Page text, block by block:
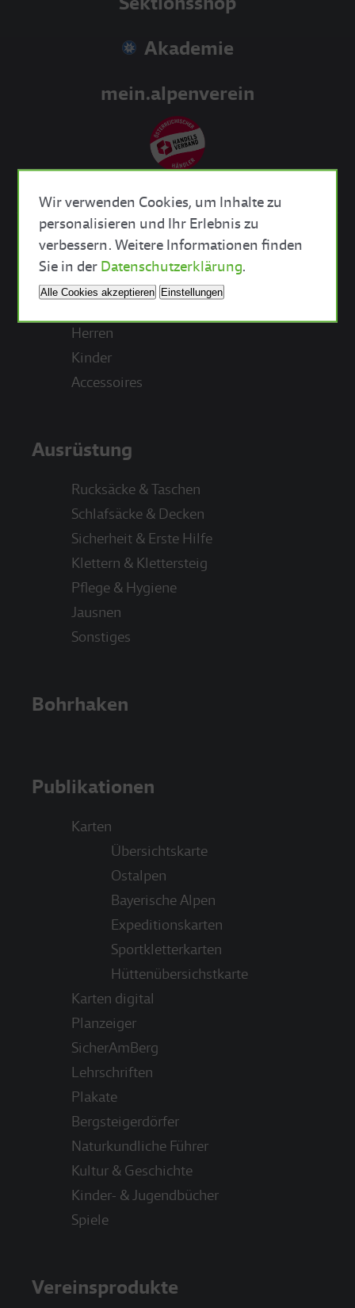
Akademie
mein.alpenverein
Bekleidung
Herren
Kinder
Accessoires
Ausrüstung
Rucksäcke & Taschen
Schlafsäcke & Decken
Sicherheit & Erste Hilfe
Klettern & Klettersteig
Pflege & Hygiene
Jausnen
Sonstiges
Bohrhaken
Publikationen
Karten
Übersichtskarte
Ostalpen
Bayerische Alpen
Expeditionskarten
Sportkletterkarten
Hüttenübersichstkarte
Karten digital
Planzeiger
SicherAmBerg
Lehrschriften
Plakate
Bergsteigerdörfer
Naturkundliche Führer
Kultur & Geschichte
Kinder- & Jugendbücher
Spiele
Vereinsprodukte
Close Cookie Bar
Wir verwenden Cookies, um Inhalte zu
personalisieren und Ihr Erlebnis zu
verbessern. Weitere Informationen finden
Sie in der Datenschutzerklärung.
Alle Cookies akzeptieren Einstellungen